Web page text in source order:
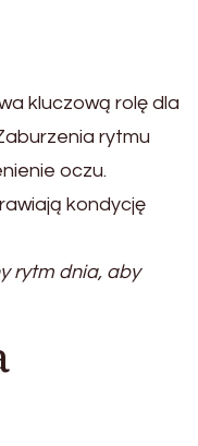
kluczową rolę dla
rytmu
oczu.
kondycję
rytm dnia, aby